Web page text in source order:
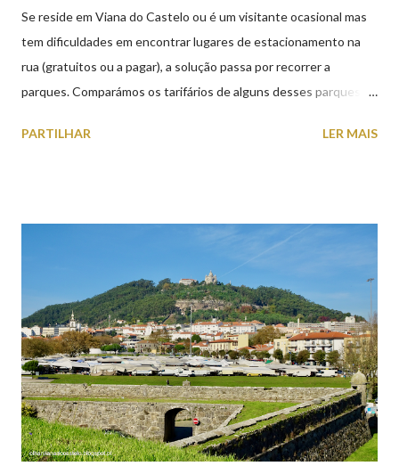
Se reside em Viana do Castelo ou é um visitante ocasional mas
tem dificuldades em encontrar lugares de estacionamento na
rua (gratuitos ou a pagar), a solução passa por recorrer a
parques. Comparámos os tarifários de alguns desses parques de
subterrâneos) perto do centro da cidade (entenda-se por
subterrâneos. O Parque da Estação Viana Shopping é grátis de
2ª a 5ª feira a partir das 20:00 (DIAS ÚTEIS)
PARTILHAR LER MAIS